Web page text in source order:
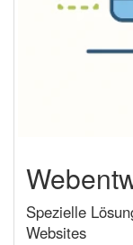
Spezielle
Websites